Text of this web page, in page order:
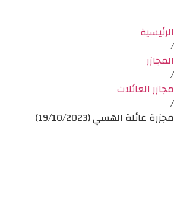
الرئيسية
/
المجازر
/
مجازر العائلات
/
مجزرة عائلة الهسي (19/10/2023)